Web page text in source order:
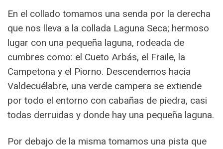
En el collado tomamos una senda por la derecha
que nos lleva a la collada Laguna Seca; hermoso
lugar con una pequeña laguna, rodeada de
cumbres como: el Cueto Arbás, el Fraile, la
Campetona y el Piorno. Descendemos hacia
Valdecuélabre, una verde campera se extiende
por todo el entorno con cabañas de piedra, casi
todas derruidas y donde hay una pequeña laguna.
Por debajo de la misma tomamos una pista que